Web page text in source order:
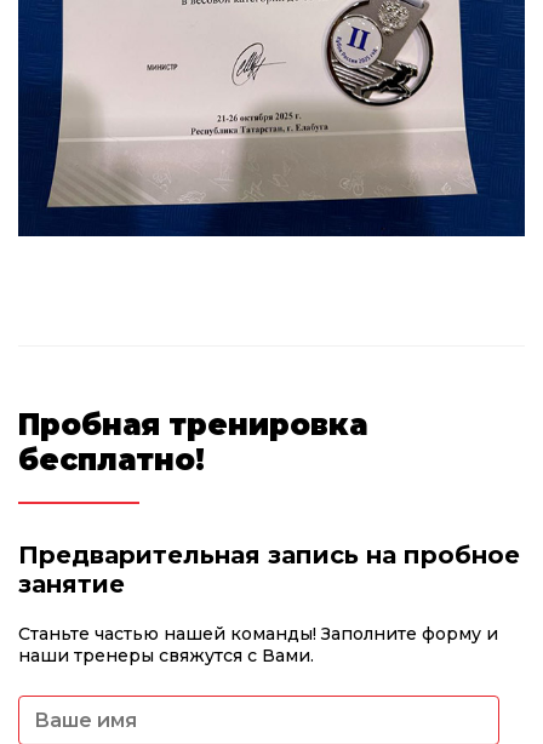
Пробная тренировка
бесплатно!
Предварительная запись на пробное
занятие
Станьте частью нашей команды! Заполните форму и
наши тренеры свяжутся с Вами.